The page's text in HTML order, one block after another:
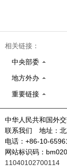
相关链接：
中央部委
地方外办
重要链接
中华人民共和国外
联系我们 地址：
电话：+86-10-
网站标识码：
11040102700114